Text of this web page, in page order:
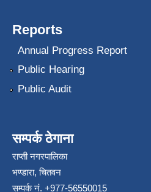
Reports
Annual Progress Report
Public Hearing
Public Audit
सम्पर्क ठेगाना
राप्ती नगरपालिका
भण्डारा, चितवन
सम्पर्क नं. +977-56550015